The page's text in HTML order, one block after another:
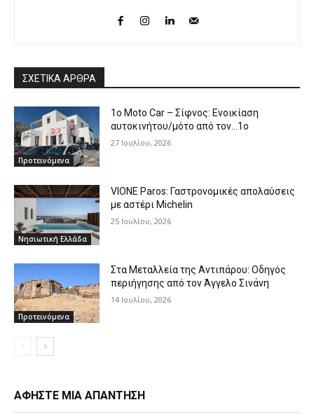
ΣΧΕΤΙΚΑ ΑΡΘΡΑ
Προτεινόμενα
1o Moto Car – Σίφνος: Ενοικίαση
αυτοκινήτου/μότο από τον…1ο
27 Ιουλίου, 2026
Νησιωτική Ελλάδα
VIONE Paros: Γαστρονομικές απολαύσεις
με αστέρι Michelin
25 Ιουλίου, 2026
Προτεινόμενα
Στα Μεταλλεία της Αντιπάρου: Οδηγός
περιήγησης από τον Άγγελο Σινάνη
14 Ιουλίου, 2026
ΑΦΗΣΤΕ ΜΙΑ ΑΠΑΝΤΗΣΗ